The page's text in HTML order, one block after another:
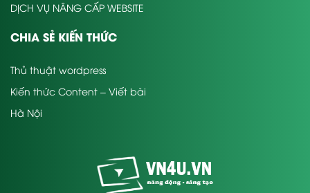
DỊCH VỤ NÂNG CẤP WEBSITE
CHIA SẺ KIẾN THỨC
Thủ thuật wordpress
Kiến thức Content – Viết bài
Hà Nội